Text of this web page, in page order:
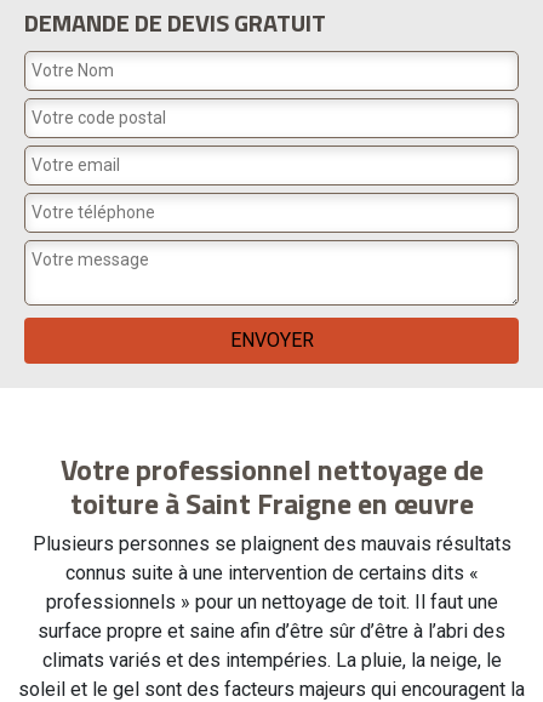
DEMANDE DE DEVIS GRATUIT
Votre professionnel nettoyage de
toiture à Saint Fraigne en œuvre
Plusieurs personnes se plaignent des mauvais résultats
connus suite à une intervention de certains dits «
professionnels » pour un nettoyage de toit. Il faut une
surface propre et saine afin d’être sûr d’être à l’abri des
climats variés et des intempéries. La pluie, la neige, le
soleil et le gel sont des facteurs majeurs qui encouragent la